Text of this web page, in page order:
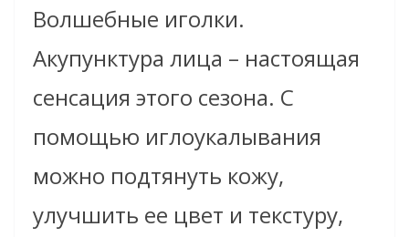
Волшебные иголки.
Акупунктура лица – настоящая
сенсация этого сезона. С
помощью иглоукалывания
можно подтянуть кожу,
улучшить ее цвет и текстуру,